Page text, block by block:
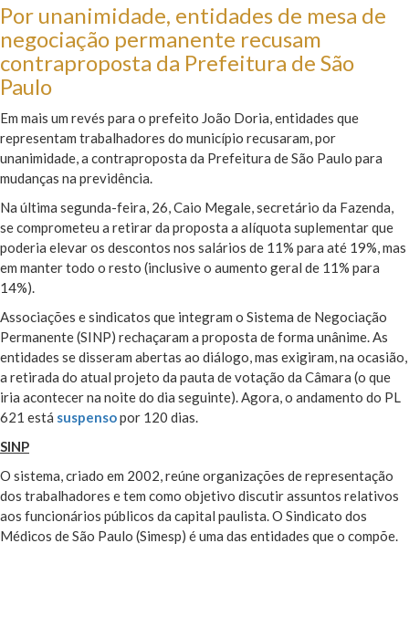
Por unanimidade, entidades de mesa de
negociação permanente recusam
contraproposta da Prefeitura de São
Paulo
Em mais um revés para o prefeito João Doria, entidades que
representam trabalhadores do município recusaram, por
unanimidade, a contraproposta da Prefeitura de São Paulo para
mudanças na previdência.
Na última segunda-feira, 26, Caio Megale, secretário da Fazenda,
se comprometeu a retirar da proposta a alíquota suplementar que
poderia elevar os descontos nos salários de 11% para até 19%, mas
em manter todo o resto (inclusive o aumento geral de 11% para
14%).
Associações e sindicatos que integram o Sistema de Negociação
Permanente (SINP) rechaçaram a proposta de forma unânime. As
entidades se disseram abertas ao diálogo, mas exigiram, na ocasião,
a retirada do atual projeto da pauta de votação da Câmara (o que
iria acontecer na noite do dia seguinte). Agora, o andamento do PL
621 está suspensopor 120 dias.
SINP
O sistema, criado em 2002, reúne organizações de representação
dos trabalhadores e tem como objetivo discutir assuntos relativos
aos funcionários públicos da capital paulista. O Sindicato dos
Médicos de São Paulo (Simesp) é uma das entidades que o compõe.